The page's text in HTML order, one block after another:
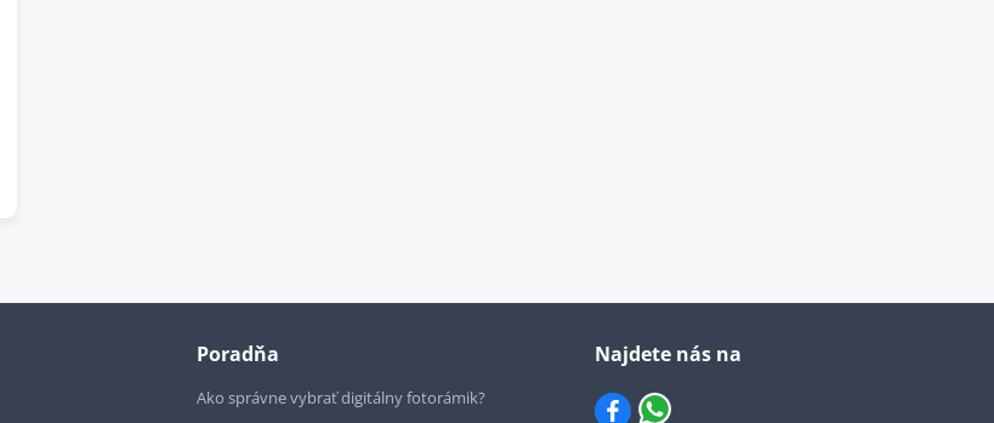
Poradňa
Ako správne vybrať digitálny fotorámik?
Najdete nás na